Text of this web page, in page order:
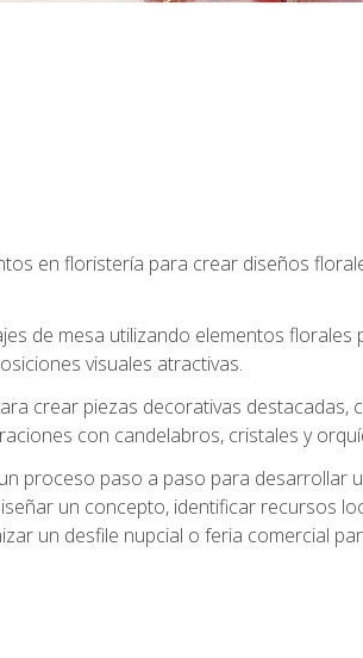
en floristería para crear diseños
de mesa utilizando elementos
visuales atractivas.
crear piezas decorativas
con candelabros, cristales y
proceso paso a paso para desarrollar
un concepto, identificar recursos
un desfile nupcial o feria comercial